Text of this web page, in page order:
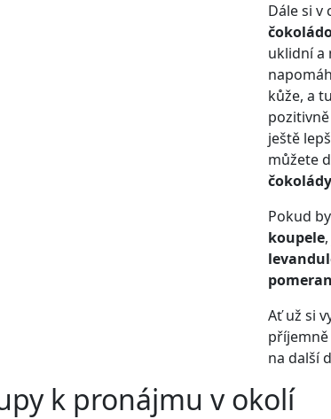
Dále si v
uklidní a
kůže, a
ještě
můžete
čokolády
Pokud
koupele
Ať už si
na další
k pronájmu v okolí